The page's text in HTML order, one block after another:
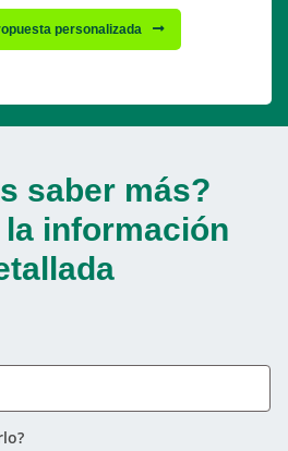
personalizada
saber más?
información